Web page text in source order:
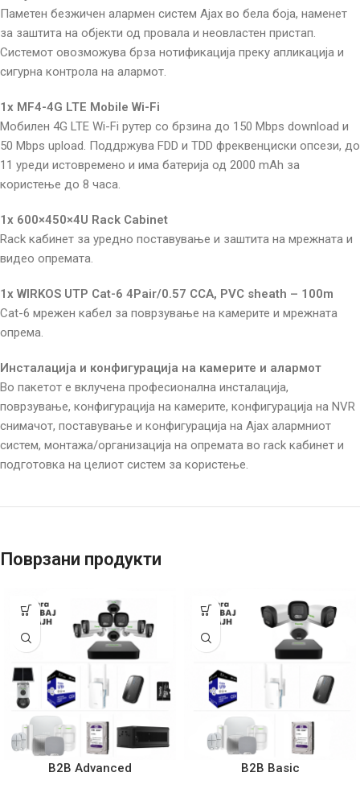
Паметен безжичен алармен систем Ajax во бела боја, наменет
за заштита на објекти од провала и неовластен пристап.
Системот овозможува брза нотификација преку апликација и
сигурна контрола на алармот.
1x MF4-4G LTE Mobile Wi-Fi
Мобилен 4G LTE Wi-Fi рутер со брзина до 150 Mbps download и
50 Mbps upload. Поддржува FDD и TDD фреквенциски опсези, до
11 уреди истовремено и има батерија од 2000 mAh за
користење до 8 часа.
1x 600×450×4U Rack Cabinet
Rack кабинет за уредно поставување и заштита на мрежната и
видео опремата.
1x WIRKOS UTP Cat-6 4Pair/0.57 CCA, PVC sheath – 100m
Cat-6 мрежен кабел за поврзување на камерите и мрежната
опрема.
Инсталација и конфигурација на камерите и алармот
Во пакетот е вклучена професионална инсталација,
поврзување, конфигурација на камерите, конфигурација на NVR
снимачот, поставување и конфигурација на Ajax алармниот
систем, монтажа/организација на опремата во rack кабинет и
подготовка на целиот систем за користење.
Поврзани продукти
B2B Advanced B2B Basic